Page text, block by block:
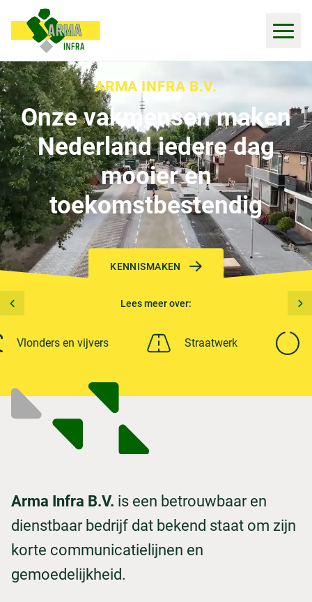
ARMA INFRA B.V.
Onze vakmensen maken
Nederland iedere dag
mooier en
toekomstbestendig
KENNISMAKEN
Lees meer over:
Vlonders en vijvers Straatwerk
Arma Infra B.V. is een betrouwbaar en
dienstbaar bedrijf dat bekend staat om zijn
korte communicatielijnen en
gemoedelijkheid.